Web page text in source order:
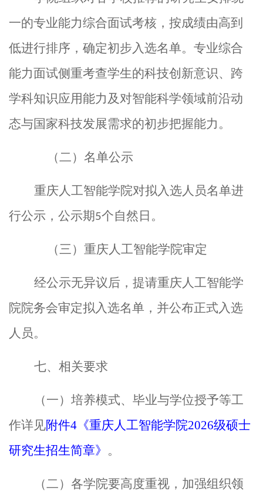
一的专业能力综合面试考核， 按成绩由高到
低进行排序，确定初步入选名单。专业综合
能力面试侧重考查学生的科技创新意识、跨
学科知识应用能力及对智能科学领域前沿动
态与国家科技发展需求的初步把握能力。
（二）名单公示
重庆人工智能学院对拟入选人员名单进
行公示，公示期5个自然 日。
（三）重庆人工智能学院审定
经公示无异议后，提请重庆人工智能学
院院务会审定拟入选名单，并公布正式入选
人员。
七、相关要求
（一）培养模式、毕业与学位授予等工
作详见附件4 《重庆人工智能学院2026级硕士
研究生招生简章》 。
（二）各学院要高度重视，加强组织领